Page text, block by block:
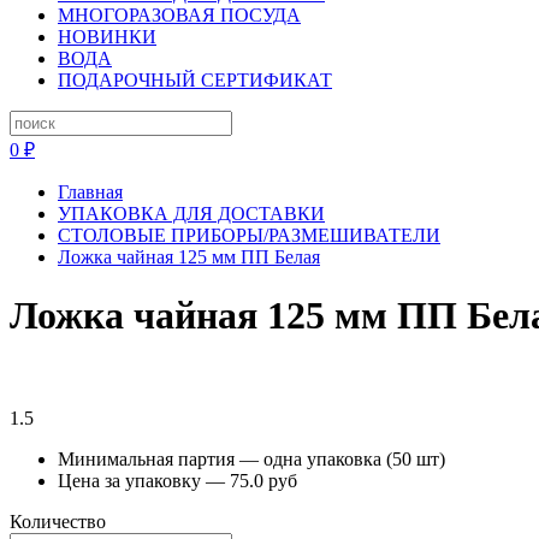
МНОГОРАЗОВАЯ ПОСУДА
НОВИНКИ
ВОДА
ПОДАРОЧНЫЙ СЕРТИФИКАТ
0 ₽
Главная
УПАКОВКА ДЛЯ ДОСТАВКИ
СТОЛОВЫЕ ПРИБОРЫ/РАЗМЕШИВАТЕЛИ
Ложка чайная 125 мм ПП Белая
Ложка чайная 125 мм ПП
1.5
Минимальная партия — одна упаковка (50 шт)
Цена за упаковку — 75.0 руб
Количество